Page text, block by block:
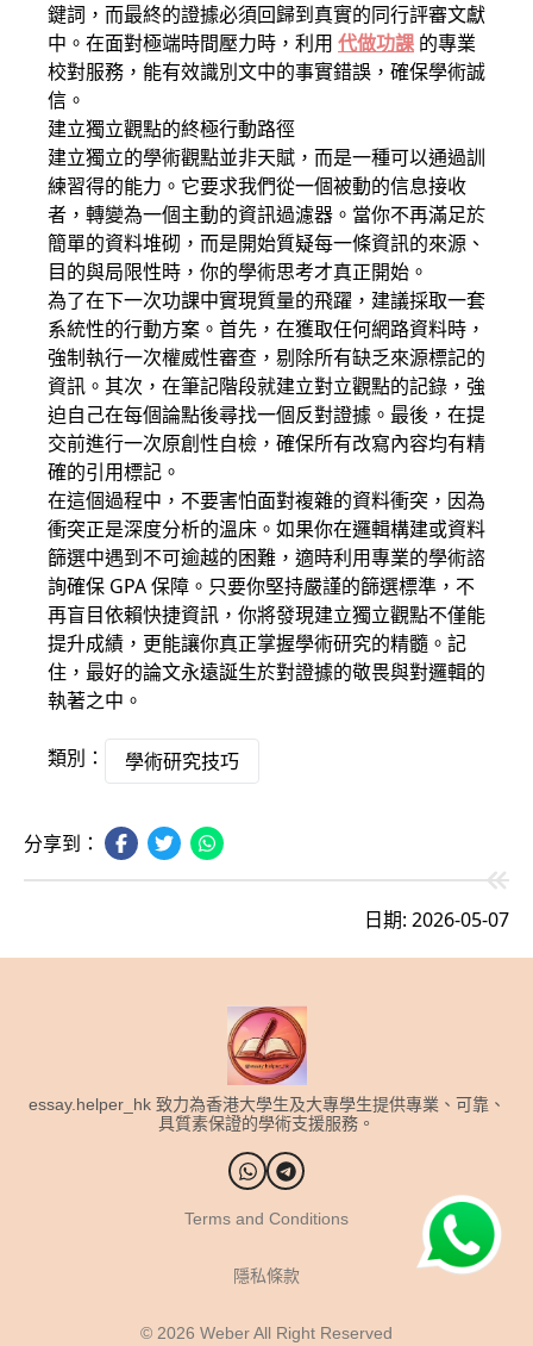
鍵詞，而最終的證據必須回歸到真實的同行評審文獻
中。在面對極端時間壓力時，利用 代做功課 的專業
校對服務，能有效識別文中的事實錯誤，確保學術誠
信。
建立獨立觀點的終極行動路徑
建立獨立的學術觀點並非天賦，而是一種可以通過訓
練習得的能力。它要求我們從一個被動的信息接收
者，轉變為一個主動的資訊過濾器。當你不再滿足於
簡單的資料堆砌，而是開始質疑每一條資訊的來源、
目的與局限性時，你的學術思考才真正開始。
為了在下一次功課中實現質量的飛躍，建議採取一套
系統性的行動方案。首先，在獲取任何網路資料時，
強制執行一次權威性審查，剔除所有缺乏來源標記的
資訊。其次，在筆記階段就建立對立觀點的記錄，強
迫自己在每個論點後尋找一個反對證據。最後，在提
交前進行一次原創性自檢，確保所有改寫內容均有精
確的引用標記。
在這個過程中，不要害怕面對複雜的資料衝突，因為
衝突正是深度分析的溫床。如果你在邏輯構建或資料
篩選中遇到不可逾越的困難，適時利用專業的學術諮
詢確保 GPA 保障。只要你堅持嚴謹的篩選標準，不
再盲目依賴快捷資訊，你將發現建立獨立觀點不僅能
提升成績，更能讓你真正掌握學術研究的精髓。記
住，最好的論文永遠誕生於對證據的敬畏與對邏輯的
執著之中。
類別： 學術研究技巧
分享到：
日期: 2026-05-07
essay.helper_hk 致力為香港大學生及大專學生提供專業、可靠、
具質素保證的學術支援服務。
Terms and Conditions
隱私條款
© 2026 Weber All Right Reserved